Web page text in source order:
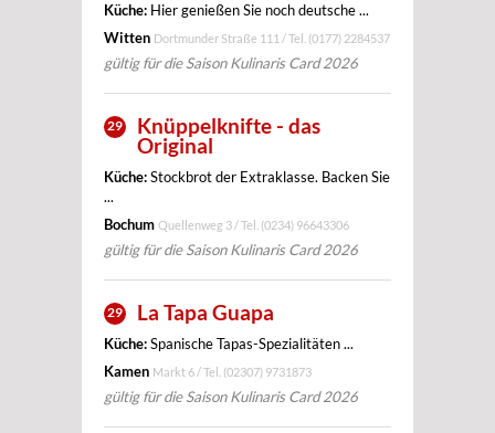
Küche: Hier genießen Sie noch deutsche ...
Witten Dortmunder Straße 111 / Tel. (0177) 2284537
gültig für die Saison Kulinaris Card 2026
29
Knüppelknifte - das
Original
Küche:Stockbrot der Extraklasse. Backen Sie
...
Bochum Quellenweg 3 / Tel. (0234) 96643306
gültig für die Saison Kulinaris Card 2026
29 La Tapa Guapa
Küche:Spanische Tapas-Spezialitäten ...
Kamen Markt 6 / Tel. (02307) 9731873
gültig für die Saison Kulinaris Card 2026